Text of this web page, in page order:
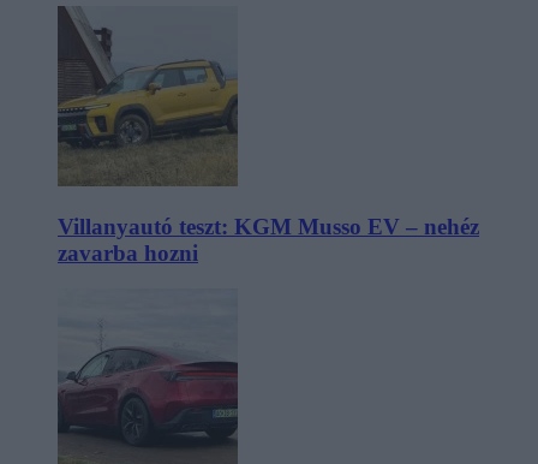
Villanyautó teszt: KGM Musso EV – nehéz
zavarba hozni